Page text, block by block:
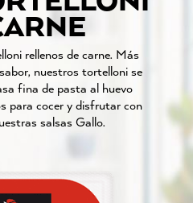
rellenos de carne. Más
nuestros tortelloni se
fina de pasta al huevo
para cocer y disfrutar con
salsas Gallo.